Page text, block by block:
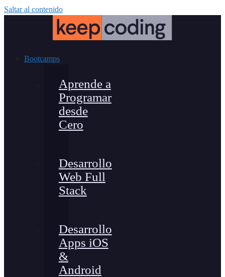
Saltar al contenido
Bootcamps
Aprende a
Programar
desde
Cero
Desarrollo
Web Full
Stack
Desarrollo
Apps iOS
&
Android